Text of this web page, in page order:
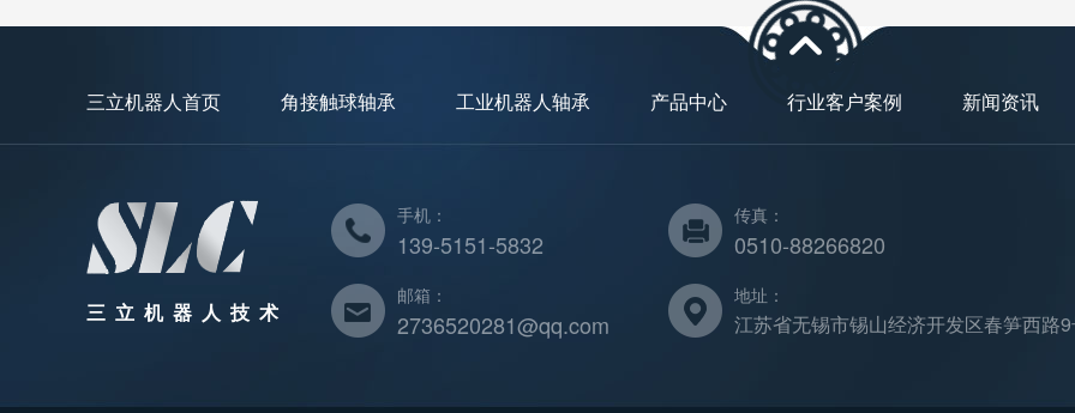
三立机器人首页 角接触球轴承 工业机器人轴承 产品中心 行业客户案例 新闻资讯
三立机器人技术
手机：
139-5151-5832
传真：
0510-88266820
邮箱：
2736520281@qq.com
地址：
江苏省无锡市锡山经济开发区春笋西路